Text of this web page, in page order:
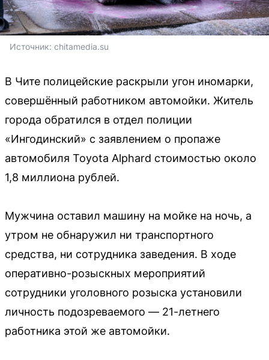
Источник: chitamedia.su
В Чите полицейские раскрыли угон иномарки,
совершённый работником автомойки. Житель
города обратился в отдел полиции
«Ингодинский» с заявлением о пропаже
автомобиля Toyota Alphard стоимостью около
1,8 миллиона рублей.
Мужчина оставил машину на мойке на ночь, а
утром не обнаружил ни транспортного
средства, ни сотрудника заведения. В ходе
оперативно-розыскных мероприятий
сотрудники уголовного розыска установили
личность подозреваемого — 21-летнего
работника этой же автомойки.